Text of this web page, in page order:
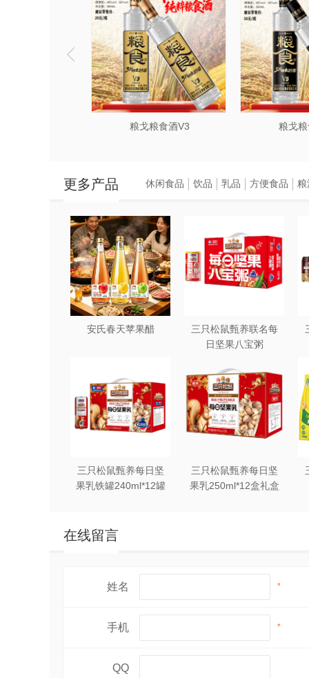
粮戈粮食酒V3 粮戈
更多产品
安氏春天苹果醋
三只松鼠甄养联名每
日坚果八宝粥
三只松鼠甄养每日坚
果乳铁罐240ml*12罐
三只松鼠甄养每日坚
果乳250ml*12盒礼盒
休闲食品 饮品 乳品 方便食品 粮
在线留言
姓名 *
手机 *
QQ